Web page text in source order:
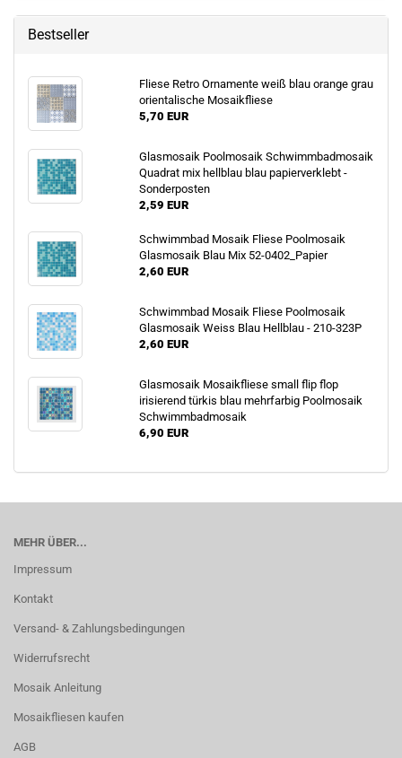
Bestseller
Fliese Retro Ornamente weiß blau orange grau
orientalische Mosaikfliese
5,70 EUR
Glasmosaik Poolmosaik Schwimmbadmosaik
Quadrat mix hellblau blau papierverklebt -
Sonderposten
2,59 EUR
Schwimmbad Mosaik Fliese Poolmosaik
Glasmosaik Blau Mix 52-0402_Papier
2,60 EUR
Schwimmbad Mosaik Fliese Poolmosaik
Glasmosaik Weiss Blau Hellblau - 210-323P
2,60 EUR
Glasmosaik Mosaikfliese small flip flop
irisierend türkis blau mehrfarbig Poolmosaik
Schwimmbadmosaik
6,90 EUR
MEHR ÜBER...
Impressum
Kontakt
Versand- & Zahlungsbedingungen
Widerrufsrecht
Mosaik Anleitung
Mosaikfliesen kaufen
AGB